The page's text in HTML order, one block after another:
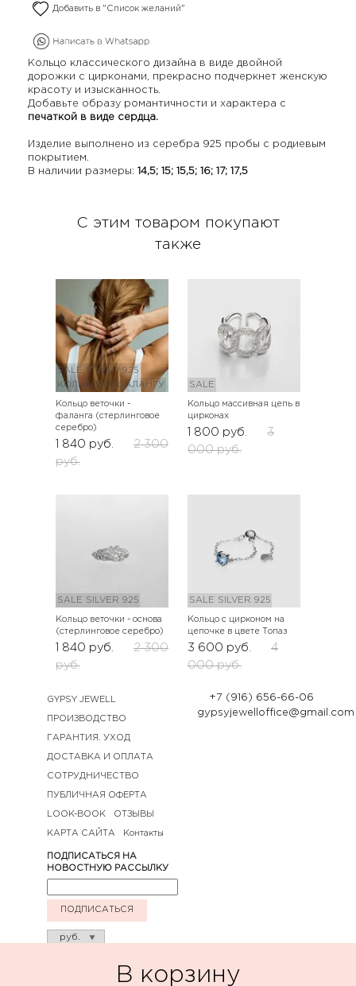
В корзину
Добавить в "Список желаний"
Кольцо классического дизайна в виде двойной
дорожки с цирконами, прекрасно подчеркнет женскую
красоту и изысканность.
Добавьте образу романтичности и характера с
печаткой в виде сердца.
Изделие выполнено из серебра 925 пробы с родиевым
покрытием.
В наличии размеры: 14,5; 15; 15,5; 16; 17; 17,5
С этим товаром покупают
также
SALE SILVER 925
КОЛЬЦО НА ФАЛАНГУ
Кольцо веточки -
фаланга (стерлинговое
серебро)
1 840 руб.
2 300
руб.
SALE
Кольцо массивная цепь в
цирконах
1 800 руб.
3
000 руб.
SALE SILVER 925
Кольцо веточки - основа
(стерлинговое серебро)
1 840 руб.
2 300
руб.
SALE SILVER 925
Кольцо с цирконом на
цепочке в цвете Топаз
3 600 руб.
4
000 руб.
GYPSY JEWELL
ПРОИЗВОДСТВО
ГАРАНТИЯ. УХОД
ДОСТАВКА И ОПЛАТА
СОТРУДНИЧЕСТВО
ПУБЛИЧНАЯ ОФЕРТА
LOOK-BOOK ОТЗЫВЫ
КАРТА САЙТА Контакты
+7 (916) 656-66-06
gypsyjewelloffice@gmail.com
ПОДПИСАТЬСЯ НА
НОВОСТНУЮ РАССЫЛКУ
ПОДПИСАТЬСЯ